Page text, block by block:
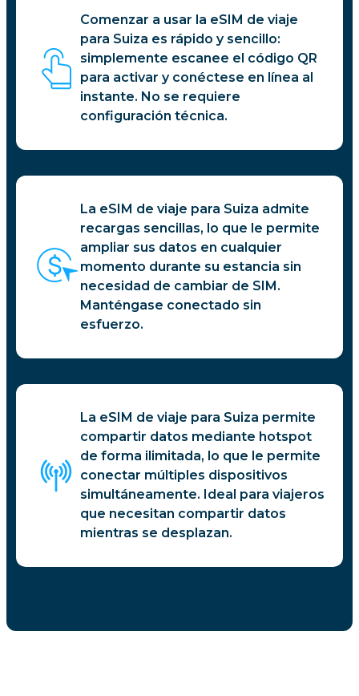
Comenzar a usar la eSIM de viaje
para Suiza es rápido y sencillo:
simplemente escanee el código QR
para activar y conéctese en línea al
instante. No se requiere
configuración técnica.
La eSIM de viaje para Suiza admite
recargas sencillas, lo que le permite
ampliar sus datos en cualquier
momento durante su estancia sin
necesidad de cambiar de SIM.
Manténgase conectado sin
esfuerzo.
La eSIM de viaje para Suiza permite
compartir datos mediante hotspot
de forma ilimitada, lo que le permite
conectar múltiples dispositivos
simultáneamente. Ideal para viajeros
que necesitan compartir datos
mientras se desplazan.